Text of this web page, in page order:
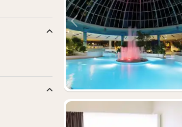
Vorheriges Bild